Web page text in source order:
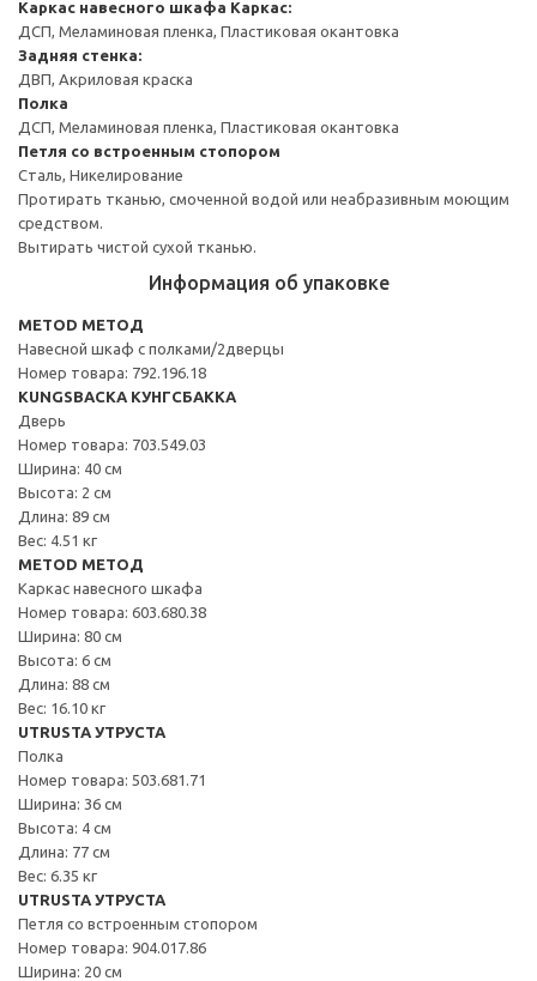
Каркас навесного шкафа Каркас:
ДСП, Меламиновая пленка, Пластиковая окантовка
Задняя стенка:
ДВП, Акриловая краска
Полка
ДСП, Меламиновая пленка, Пластиковая окантовка
Петля со встроенным стопором
Сталь, Никелирование
Протирать тканью, смоченной водой или неабразивным моющим
средством.
Вытирать чистой сухой тканью.
Информация об упаковке
METOD МЕТОД
Навесной шкаф с полками/2дверцы
Номер товара: 792.196.18
KUNGSBACKA КУНГСБАККА
Дверь
Номер товара: 703.549.03
Ширина: 40 см
Высота: 2 см
Длина: 89 см
Вес: 4.51 кг
METOD МЕТОД
Каркас навесного шкафа
Номер товара: 603.680.38
Ширина: 80 см
Высота: 6 см
Длина: 88 см
Вес: 16.10 кг
UTRUSTA УТРУСТА
Полка
Номер товара: 503.681.71
Ширина: 36 см
Высота: 4 см
Длина: 77 см
Вес: 6.35 кг
UTRUSTA УТРУСТА
Петля со встроенным стопором
Номер товара: 904.017.86
Ширина: 20 см